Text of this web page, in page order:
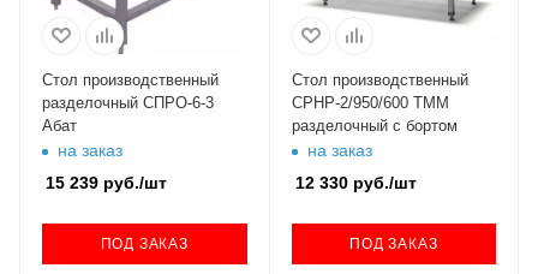
Стол производственный
разделочный СПРО-6-3
Абат
на заказ
15 239 руб./шт
ПОД ЗАКАЗ
Стол производственный
СРНР-2/950/600 ТММ
разделочный с бортом
на заказ
12 330руб./шт
ПОД ЗАКАЗ